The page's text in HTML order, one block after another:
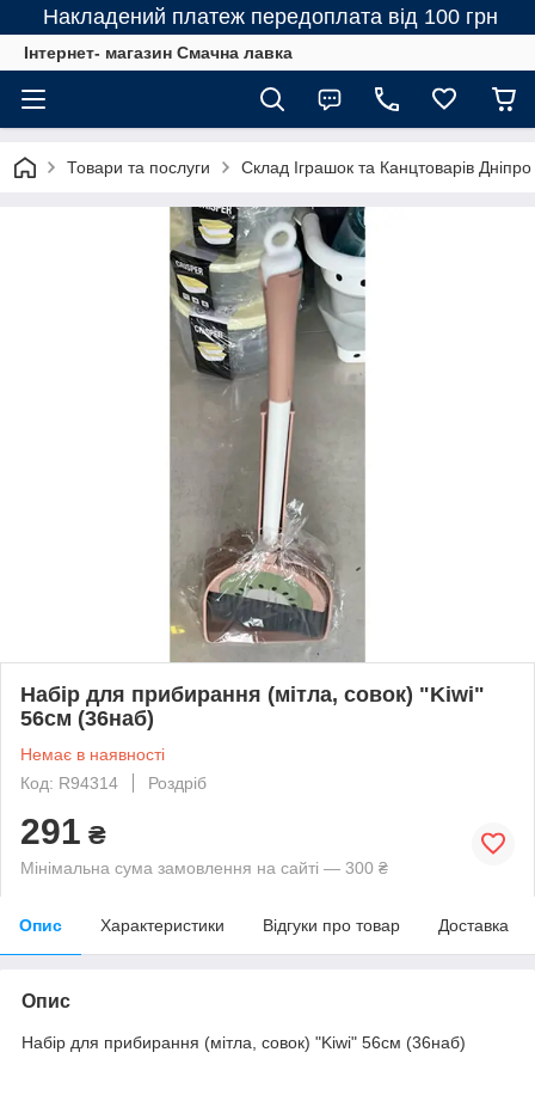
Накладений платеж передоплата від 100 грн
Інтернет- магазин Смачна лавка
Товари та послуги Склад Іграшок та Канцтоварів Дніпро
Набір для прибирання (мітла, совок) "Kiwi"
56см (36наб)
Немає в наявності
Код: R94314
Роздріб
291 ₴
Мінімальна сума замовлення на сайті — 300 ₴
Опис Характеристики Відгуки про товар Доставка
Опис
Набір для прибирання (мітла, совок) "Kiwi" 56см (36наб)